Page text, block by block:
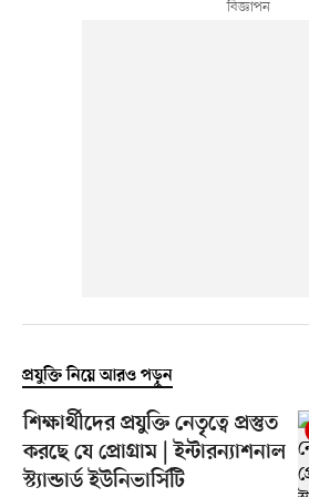
প্রযুক্তি নিয়ে আরও পড়ুন
শিক্ষার্থীদের প্রযুক্তি নেতৃত্বে প্রস্তুত
করছে যে প্রোগ্রাম | ইন্টারন্যাশনাল
স্ট্যান্ডার্ড ইউনিভার্সিটি